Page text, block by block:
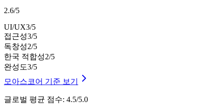
2.6/5
UI/UX3/5
접근성3/5
독창성2/5
한국 적합성2/5
완성도3/5
모아스코어 기준 보기
글로벌 평균 점수: 4.5/5.0